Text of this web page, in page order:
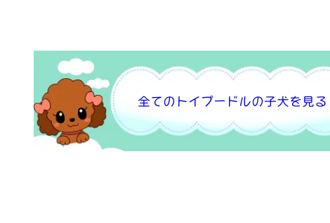
全てのトイプードルの子犬を見る